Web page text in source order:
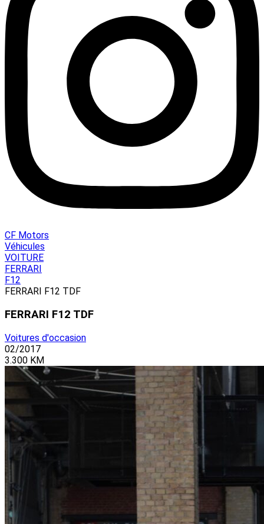
CF Motors
Véhicules
VOITURE
FERRARI
F12
FERRARI F12 TDF
FERRARI F12 TDF
Voitures d'occasion
02/2017
3.300 KM